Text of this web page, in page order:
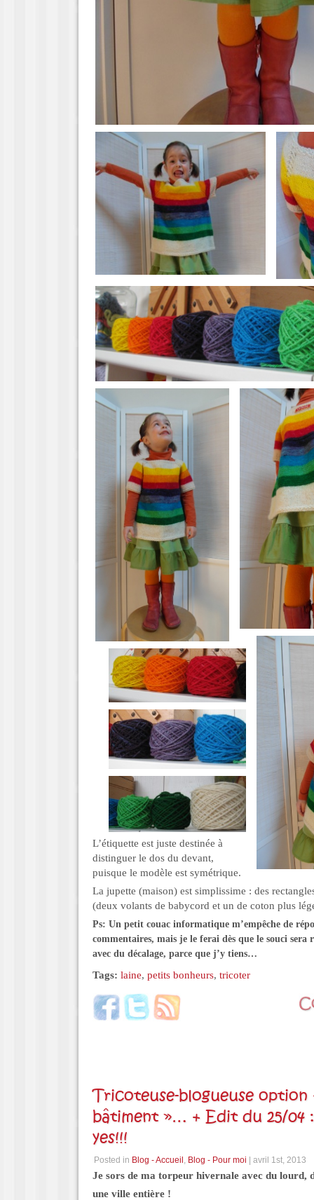
L’étiquette est juste destinée à
distinguer le dos du devant,
puisque le modèle est symétrique.
La jupette (maison) est simplissime : des
(deux volants de babycord et un de coton plus
Ps: Un petit couac informatique m’empêche de
commentaires, mais je le ferai dès que le souci sera
avec du décalage, parce que j’y tiens…
Tags: laine, petits bonheurs, tricoter
Tricoteuse-blogueuse option
bâtiment »… + Edit du 25/04
yes!!!
Posted in Blog - Accueil , Blog - Pour moi | avril 1st, 2013
Je sors de ma torpeur hivernale avec du
une ville entière !